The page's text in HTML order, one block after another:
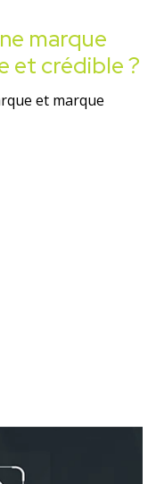
marque
et crédible ?
et marque